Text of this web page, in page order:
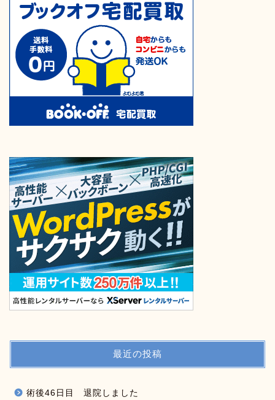
最近の投稿
術後46日目 退院しました